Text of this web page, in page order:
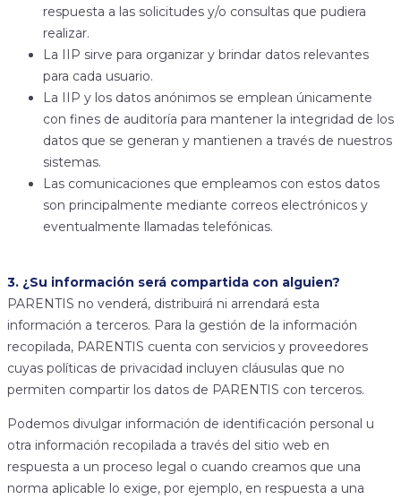
respuesta a las solicitudes y/o consultas que pudiera
realizar.
La IIP sirve para organizar y brindar datos relevantes
para cada usuario.
La IIP y los datos anónimos se emplean únicamente
con fines de auditoría para mantener la integridad de los
datos que se generan y mantienen a través de nuestros
sistemas.
Las comunicaciones que empleamos con estos datos
son principalmente mediante correos electrónicos y
eventualmente llamadas telefónicas.
3. ¿Su información será compartida con alguien?
PARENTIS no venderá, distribuirá ni arrendará esta
información a terceros. Para la gestión de la información
recopilada, PARENTIS cuenta con servicios y proveedores
cuyas políticas de privacidad incluyen cláusulas que no
permiten compartir los datos de PARENTIS con terceros.
Podemos divulgar información de identificación personal u
otra información recopilada a través del sitio web en
respuesta a un proceso legal o cuando creamos que una
norma aplicable lo exige, por ejemplo, en respuesta a una